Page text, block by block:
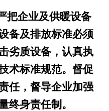
把企业及供暖设备
备及排放标准必须
劣质设备，认真执
术标准规范。督促
任，督导企业加强
终身责任制。